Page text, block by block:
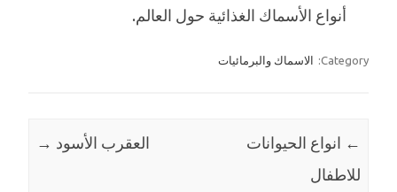
أنواع الأسماك الغذائية حول العالم.
Category: الاسماك والبرمائيات
Post navigation
← انواع الحيوانات
للاطفال
العقرب الأسود →